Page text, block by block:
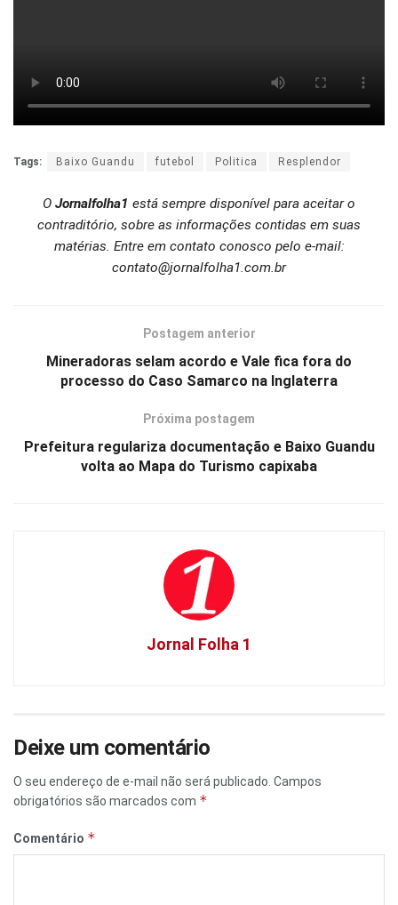
Tags: Baixo Guandu futebol Politica Resplendor
O Jornalfolha1 está sempre disponível para aceitar o
contraditório, sobre as informações contidas em suas
matérias. Entre em contato conosco pelo e-mail:
contato@jornalfolha1.com.br
Postagem anterior
Mineradoras selam acordo e Vale fica fora do
processo do Caso Samarco na Inglaterra
Próxima postagem
Prefeitura regulariza documentação e Baixo Guandu
volta ao Mapa do Turismo capixaba
Jornal Folha 1
Deixe um comentário
O seu endereço de e-mail não será publicado. Campos
obrigatórios são marcados com *
Comentário *